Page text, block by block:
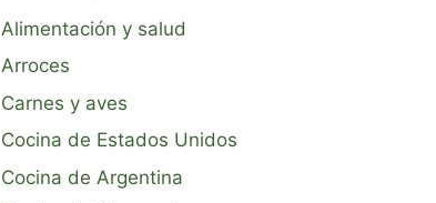
Alimentación y salud
Arroces
Carnes y aves
Cocina de Estados Unidos
Cocina de Argentina